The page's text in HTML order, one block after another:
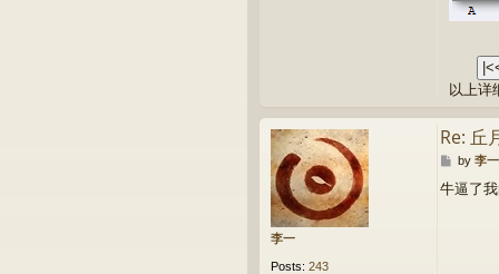
以上详
李一
Posts: 243
Re: 丘
P
s
by 李一
牛逼了